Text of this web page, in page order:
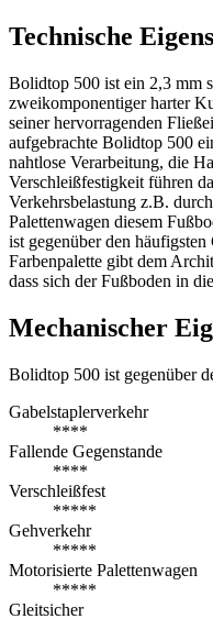
Technische
Bolidtop 500 ist ein 2,3 mm
zweikomponentiger harter
seiner hervorragenden
aufgebrachte Bolidtop 500
nahtlose Verarbeitung, die
Verschleißfestigkeit führen
Verkehrsbelastung z.B.
Palettenwagen diesem
ist gegenüber den
Farbenpalette gibt dem
dass sich der Fußboden in
Mechanischer
Bolidtop 500 ist gegenüber
Gabelstaplerverkehr
****
Fallende Gegenstande
****
Verschleißfest
*****
Gehverkehr
*****
Motorisierte Palettenwagen
*****
Gleitsicher